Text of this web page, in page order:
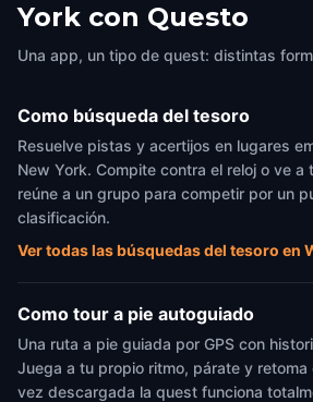
York con Questo
Una app, un tipo de quest: distintas
Como búsqueda del tesoro
Resuelve pistas y acertijos en lugares
New York. Compite contra el reloj o ve a
reúne a un grupo para competir por un
clasificación.
Ver todas las búsquedas del tesoro en
Como tour a pie autoguiado
Una ruta a pie guiada por GPS con
Juega a tu propio ritmo, párate y retoma
vez descargada la quest funciona